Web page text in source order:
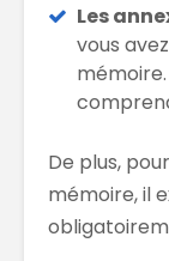
Les
vous
De plus,
mémoire, il